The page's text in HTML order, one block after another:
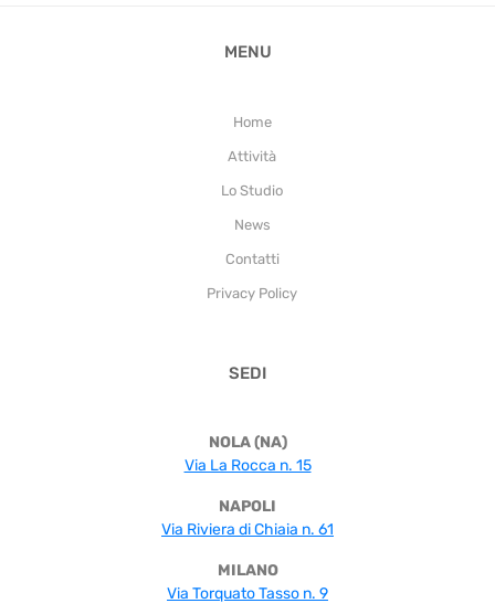
MENU
Home
Attività
Lo Studio
News
Contatti
Privacy Policy
SEDI
NOLA (NA)
Via La Rocca n. 15
NAPOLI
Via Riviera di Chiaia n. 61
MILANO
Via Torquato Tasso n. 9